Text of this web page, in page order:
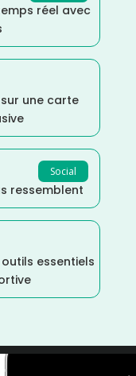
réel avec
une carte
Social
ressemblent
essentiels